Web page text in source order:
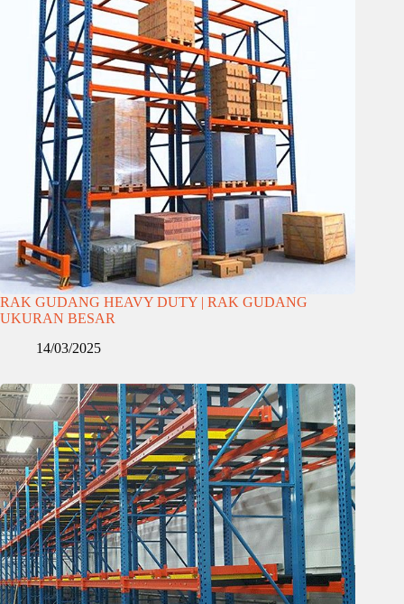
RAK GUDANG HEAVY DUTY | RAK GUDANG
UKURAN BESAR
14/03/2025